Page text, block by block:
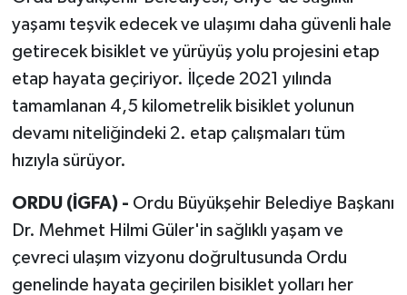
yaşamı teşvik edecek ve ulaşımı daha güvenli hale
getirecek bisiklet ve yürüyüş yolu projesini etap
etap hayata geçiriyor. İlçede 2021 yılında
tamamlanan 4,5 kilometrelik bisiklet yolunun
devamı niteliğindeki 2. etap çalışmaları tüm
hızıyla sürüyor.
ORDU (İGFA) - Ordu Büyükşehir Belediye Başkanı
Dr. Mehmet Hilmi Güler'in sağlıklı yaşam ve
çevreci ulaşım vizyonu doğrultusunda Ordu
genelinde hayata geçirilen bisiklet yolları her